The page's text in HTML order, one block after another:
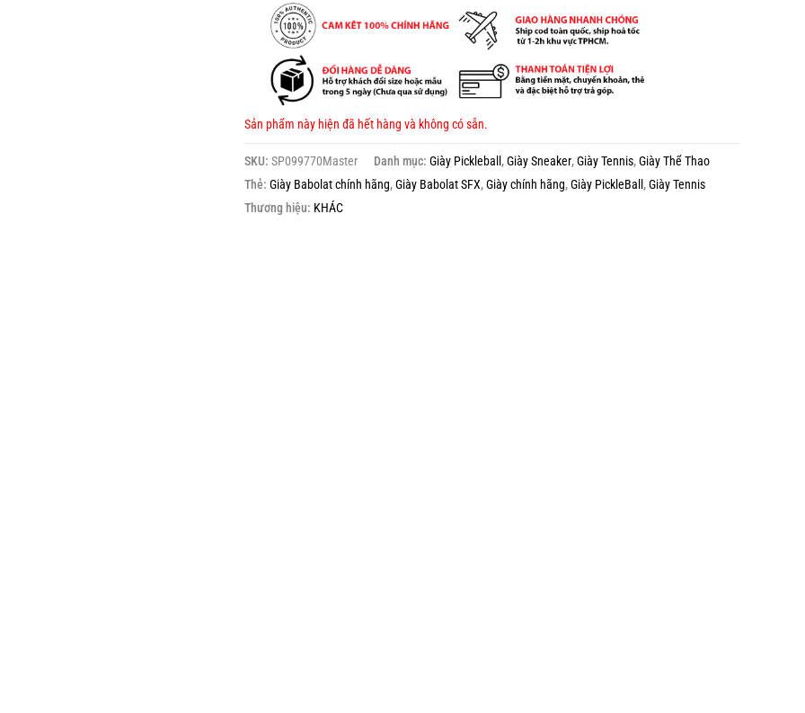
Sản phẩm này hiện đã hết hàng và không có sẵn.
SKU: SP099770Master Danh mục: Giày Pickleball,Giày Sneaker,Giày Tennis,Giày Thể Thao
Thẻ: Giày Babolat chính hãng,Giày Babolat SFX,Giày chính hãng,Giày PickleBall,Giày Tennis
Thương hiệu: KHÁC